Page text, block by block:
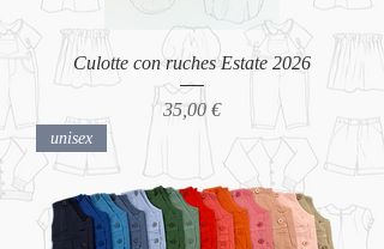
Culotte con ruches Estate 2026
Prezzo
35,00 €
unisex